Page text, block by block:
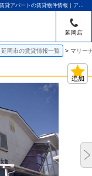
マリーナ大貫（宮崎県延岡市大貫町４丁目２０８８ー３・延岡駅）1K賃貸アパートの賃貸物件情報｜アパマンショップ延岡店｜ハウジング情報プラザ
延岡店
延岡市の賃貸情報一覧 マリー